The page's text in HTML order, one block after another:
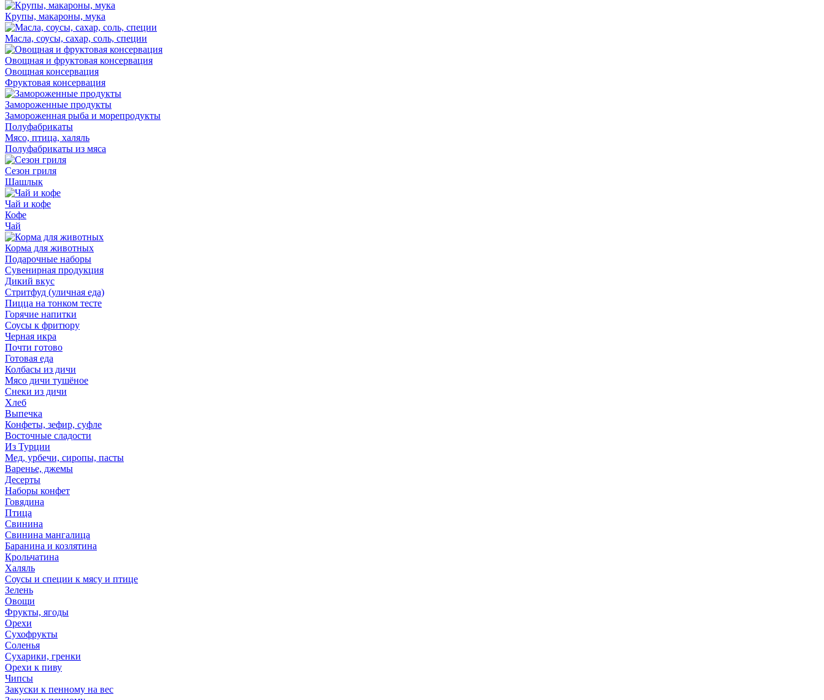
Крупы, макароны, мука
Масла, соусы, сахар, соль, специи
Овощная и фруктовая консервация
Овощная консервация
Фруктовая консервация
Замороженные продукты
Замороженная рыба и морепродукты
Полуфабрикаты
Мясо, птица, халяль
Полуфабрикаты из мяса
Сезон гриля
Шашлык
Чай и кофе
Кофе
Чай
Корма для животных
Подарочные наборы
Сувенирная продукция
Дикий вкус
Стритфуд (уличная еда)
Пицца на тонком тесте
Горячие напитки
Соусы к фритюру
Черная икра
Почти готово
Готовая еда
Колбасы из дичи
Мясо дичи тушёное
Снеки из дичи
Хлеб
Выпечка
Конфеты, зефир, суфле
Восточные сладости
Из Турции
Мед, урбечи, сиропы, пасты
Варенье, джемы
Десерты
Наборы конфет
Говядина
Птица
Свинина
Свинина мангалица
Баранина и козлятина
Крольчатина
Халяль
Соусы и специи к мясу и птице
Зелень
Овощи
Фрукты, ягоды
Орехи
Сухофрукты
Соленья
Сухарики, гренки
Орехи к пиву
Чипсы
Закуски к пенному на вес